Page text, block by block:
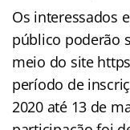
Os interessados
público poderão
meio do site
período de
2020 até 13 de